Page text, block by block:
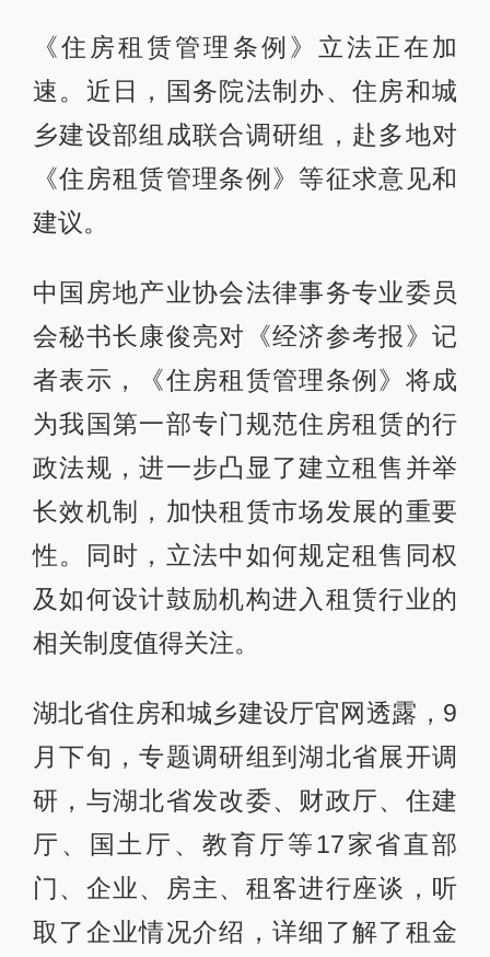
《住房租赁管理条例》立法正在加
速。近日，国务院法制办、住房和城
乡建设部组成联合调研组，赴多地对
《住房租赁管理条例》等征求意见和
建议。
中国房地产业协会法律事务专业委员
会秘书长康俊亮对《经济参考报》记
者表示，《住房租赁管理条例》将成
为我国第一部专门规范住房租赁的行
政法规，进一步凸显了建立租售并举
长效机制，加快租赁市场发展的重要
性。同时，立法中如何规定租售同权
及如何设计鼓励机构进入租赁行业的
相关制度值得关注。
湖北省住房和城乡建设厅官网透露，9
月下旬，专题调研组到湖北省展开调
研，与湖北省发改委、财政厅、住建
厅、国土厅、教育厅等17家省直部
门、企业、房主、租客进行座谈，听
取了企业情况介绍，详细了解了租金